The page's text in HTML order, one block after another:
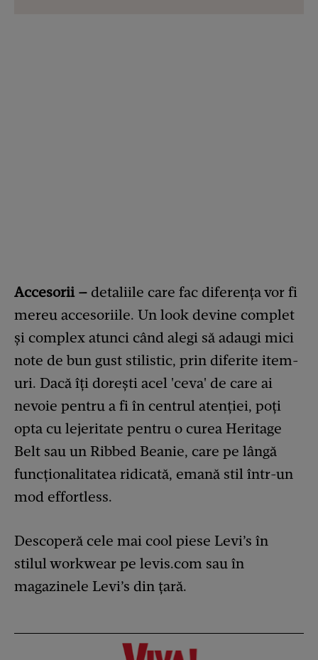
Accesorii – detaliile care fac diferența vor fi
mereu accesoriile. Un look devine complet
și complex atunci când alegi să adaugi mici
note de bun gust stilistic, prin diferite item-
uri. Dacă îți dorești acel 'ceva' de care ai
nevoie pentru a fi în centrul atenției, poți
opta cu lejeritate pentru o curea Heritage
Belt sau un Ribbed Beanie, care pe lângă
funcționalitatea ridicată, emană stil într-un
mod effortless.
Descoperă cele mai cool piese Levi’s în
stilul workwear pe levis.com sau în
magazinele Levi’s din țară.